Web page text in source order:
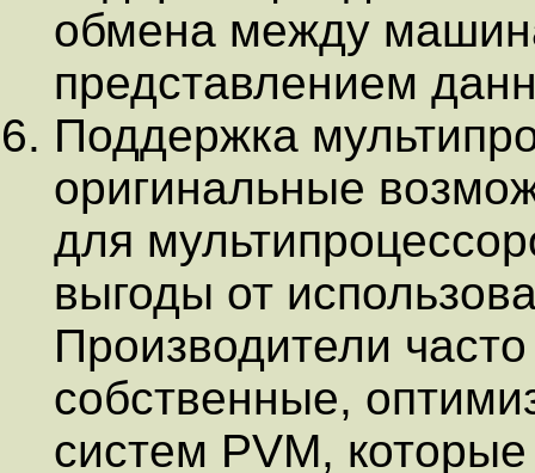
обмена между
представлением
Поддержка
оригинальные
для
выгоды от
Производители
собственные,
систем PVM,